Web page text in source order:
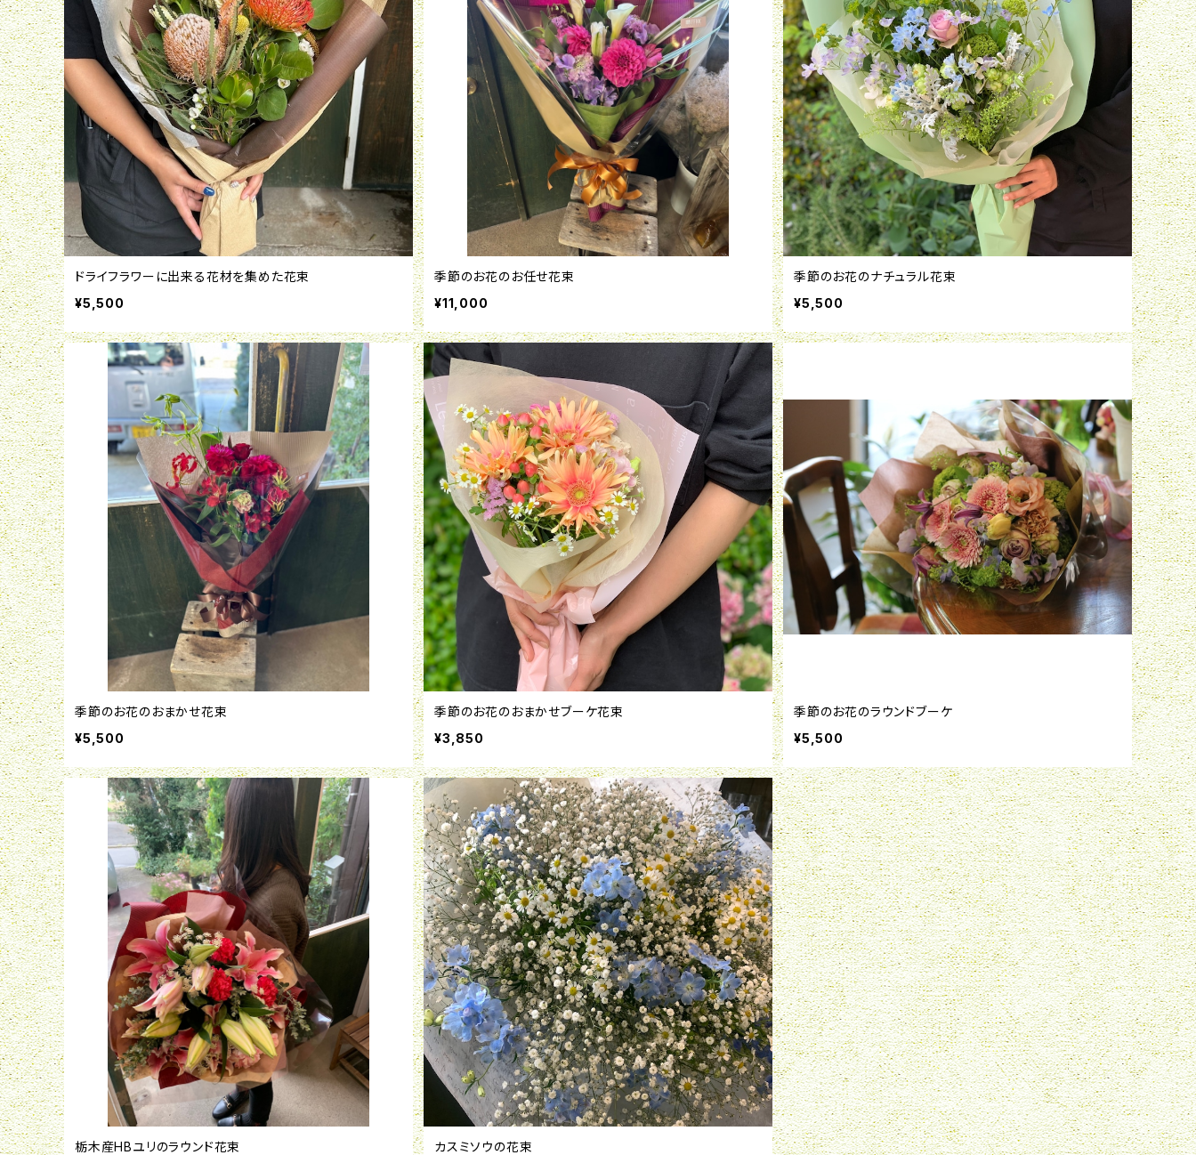
ドライフラワーに出来る花材を集めた花束
¥5,500
季節のお花のお任せ花束
¥11,000
季節のお花のナチュラル花束
¥5,500
季節のお花のおまかせ花束
¥5,500
季節のお花のおまかせブーケ花束
¥3,850
季節のお花のラウンドブーケ
¥5,500
栃木産HBユリのラウンド花束
カスミソウの花束